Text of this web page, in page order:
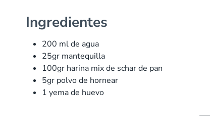
Ingredientes
200 ml de agua
25gr mantequilla
100gr harina mix de schar de pan
5gr polvo de hornear
1 yema de huevo